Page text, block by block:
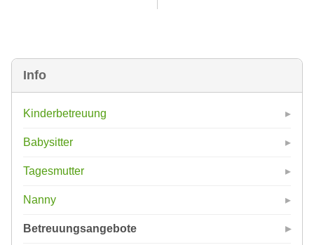
Info
Kinderbetreuung
Babysitter
Tagesmutter
Nanny
Betreuungsangebote